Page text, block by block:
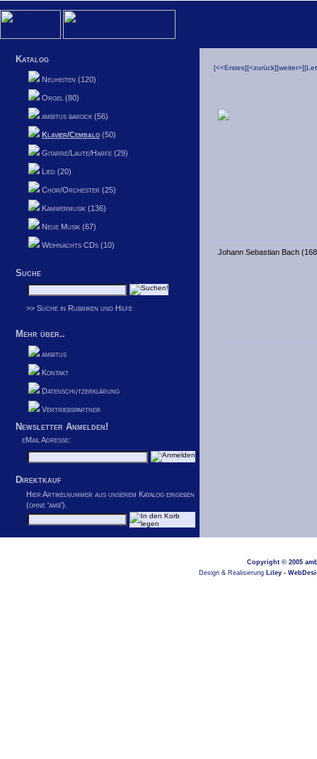
Katalog
Neuheiten (120)
Orgel (80)
ambitus barock (56)
Klavier/Cembalo (50)
Gitarre/Laute/Harfe (29)
Lied (20)
Chor/Orchester (25)
Kammermusik (136)
Neue Musik (67)
Weihnachts CDs (10)
Suche
>> Suche in Rubriken und Hilfe
Mehr über..
ambitus
Kontakt
Datenschutzerklärung
Vertriebspartner
Newsletter Anmelden!
eMail Adresse:
Direktkauf
Hier Artikelnummer aus unserem Katalog eingeben
(ohne 'amb').
[<<Erstes][<zurück][weiter>]
Johann Sebastian Bach
Copyright © 2005
Design & Realisierung Liley -